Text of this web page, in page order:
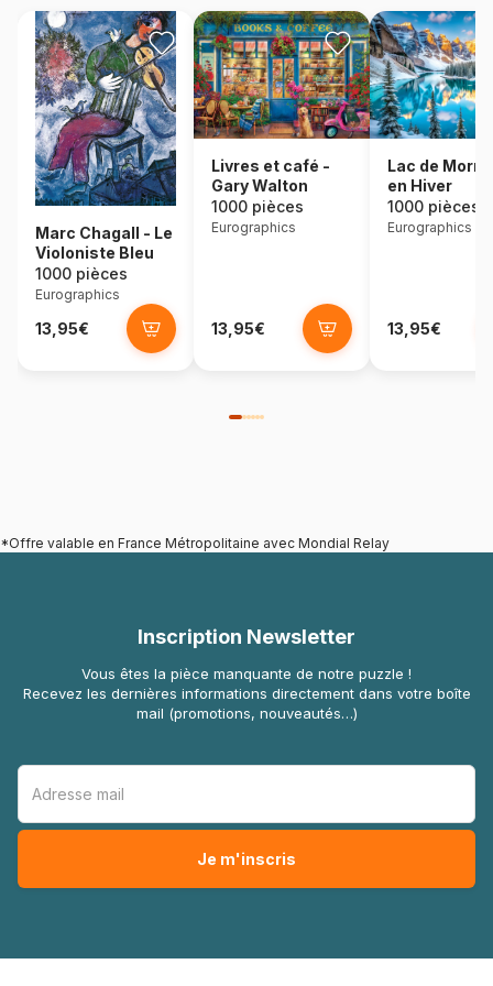
Marc Chagall - Le
Violoniste Bleu
1000 pièces
Eurographics
13,95€
Livres et café -
Gary Walton
1000 pièces
Eurographics
13,95€
Lac de
en Hiver
1000 pièces
Eurographics
13,95€
*Offre valable en France Métropolitaine avec Mondial Relay
Inscription Newsletter
Vous êtes la pièce manquante de notre puzzle !
Recevez les dernières informations directement dans votre boîte
mail (promotions, nouveautés…)